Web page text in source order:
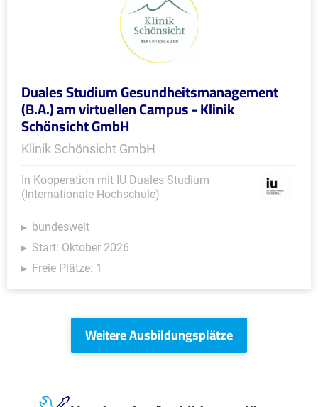
Duales Studium Gesundheitsmanagement
(B.A.) am virtuellen Campus - Klinik
Schönsicht GmbH
Klinik Schönsicht GmbH
In Kooperation mit IU Duales Studium
(Internationale Hochschule)
bundesweit
Start: Oktober 2026
Freie Plätze: 1
Weitere Ausbildungsplätze